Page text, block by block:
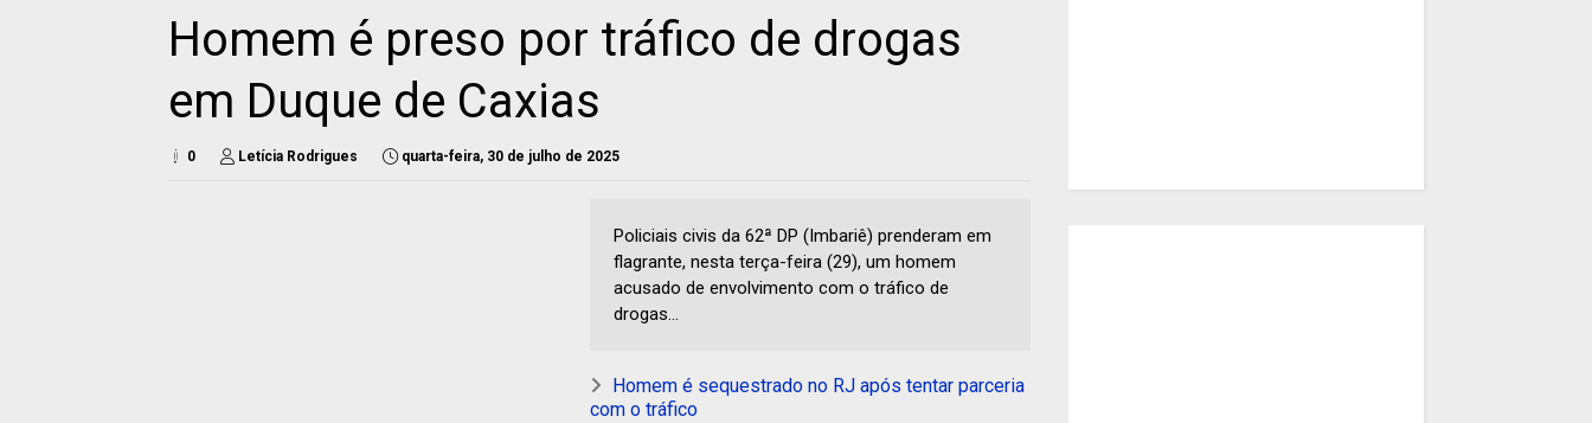
Homem é preso por tráfico de drogas
em Duque de Caxias
0 Letícia Rodrigues quarta-feira, 30 de julho de 2025
Policiais civis da 62ª DP (Imbariê) prenderam em
flagrante, nesta terça-feira (29), um homem
acusado de envolvimento com o tráfico de
drogas...
Homem é sequestrado no RJ após tentar parceria
com o tráfico